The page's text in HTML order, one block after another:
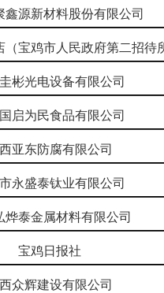
鑫源新材料股份有限公司
（宝鸡市人民政府第二招待
彬光电设备有限公司
启为民食品有限公司
亚东防腐有限公司
永盛泰钛业有限公司
烨泰金属材料有限公司
宝鸡日报社
众辉建设有限公司